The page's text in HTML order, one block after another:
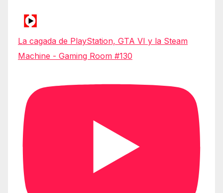
La cagada de PlayStation, GTA VI y la Steam
Machine - Gaming Room #130